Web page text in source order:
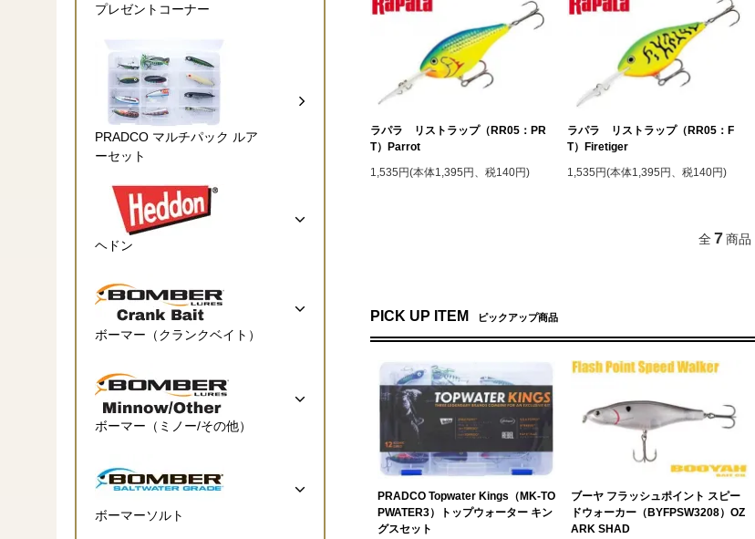
ラパラ リストラップ（RR05：PR
T）Parrot
1,535円(本体1,395円、税140円)
ラパラ リストラップ（RR05：F
T）Firetiger
1,535円(本体1,395円、税140円)
全7商品
PICK UP ITEM ピックアップ商品
PRADCO Topwater Kings（MK-TO
PWATER3）トップウォーター キン
グスセット
ブーヤ フラッシュポイント スピー
ドウォーカー（BYFPSW3208）OZ
ARK SHAD
プレゼントコーナー
PRADCO マルチパック ルア
ーセット
ヘドン
ボーマー（クランクベイト）
ボーマー（ミノー/その他）
ボーマーソルト